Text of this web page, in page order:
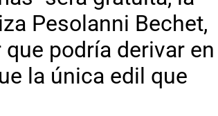
Pesolanni Bechet,
podría derivar en
la única edil que